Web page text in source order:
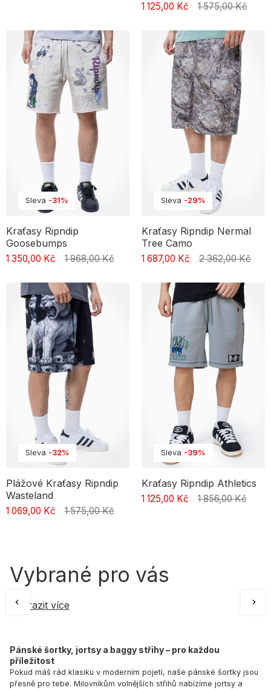
1 125,00 Kč 1 575,00 Kč
Sleva -31%
Kraťasy Ripndip
Goosebumps
1 350,00 Kč 1 968,00 Kč
Sleva -29%
Kraťasy Ripndip Nermal
Tree Camo
1 687,00 Kč 2 362,00 Kč
Sleva -32%
Plážové Kraťasy Ripndip
Wasteland
1 069,00 Kč 1 575,00 Kč
Sleva -39%
Kraťasy Ripndip Athletics
1 125,00 Kč 1 856,00 Kč
Vybrané pro vás
Zobrazit více
Pánské šortky, jortsy a baggy střihy – pro každou
příležitost
Pokud máš rád klasiku v moderním pojetí, naše pánské šortky jsou
přesně pro tebe. Milovníkům volnějších střihů nabízíme jortsy a